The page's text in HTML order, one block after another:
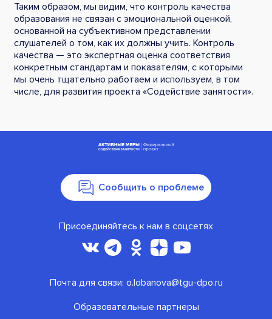
Таким образом, мы видим, что контроль качества
образования не связан с эмоциональной оценкой,
основанной на субъективном представлении
слушателей о том, как их должны учить. Контроль
качества — это экспертная оценка соответствия
конкретным стандартам и показателям, с которыми
мы очень тщательно работаем и используем, в том
числе, для развития проекта «Содействие занятости».
Сообщить о проблеме
Присоединяйтесь к нам в соцсетях
Почта для связи: o.lobanova@tgu-dpo.ru
Oбразовательные партнеры